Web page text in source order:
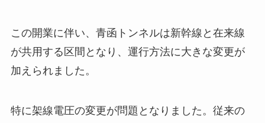
この開業に伴い、青函トンネルは新幹線と在来線
が共用する区間となり、運行方法に大きな変更が
加えられました。
特に架線電圧の変更が問題となりました。従来の